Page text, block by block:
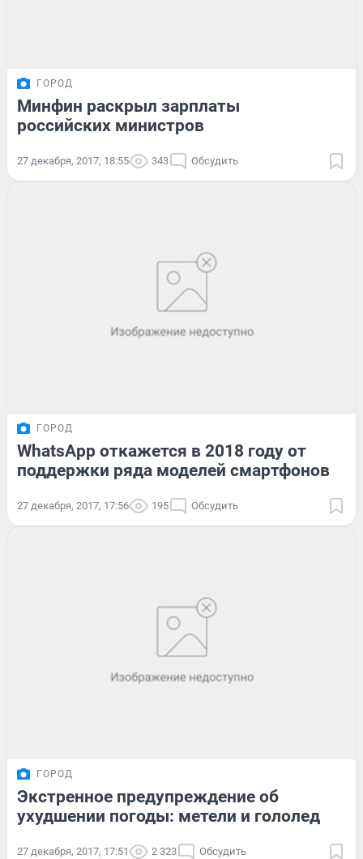
ГОРОД
Минфин раскрыл зарплаты
российских министров
27 декабря, 2017, 18:55 343 Обсудить
ГОРОД
WhatsApp откажется в 2018 году от
поддержки ряда моделей смартфонов
27 декабря, 2017, 17:56 195 Обсудить
ГОРОД
Экстренное предупреждение об
ухудшении погоды: метели и гололед
27 декабря, 2017, 17:51 2 323 Обсудить